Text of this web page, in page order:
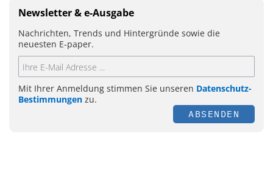
Newsletter & e-Ausgabe
Nachrichten, Trends und Hintergründe sowie die
neuesten E-paper.
Mit Ihrer Anmeldung stimmen Sie unseren Datenschutz-
Bestimmungen zu.
ABSENDEN